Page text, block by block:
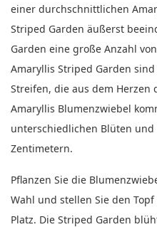
einer durchschnittlichen
Striped Garden äußerst
Garden eine große Anzahl
Amaryllis Striped Garden
Streifen, die aus dem Herzen
Amaryllis Blumenzwiebel
unterschiedlichen Blüten und
Zentimetern.
Pflanzen Sie die
Wahl und stellen Sie den
Platz. Die Striped Garden